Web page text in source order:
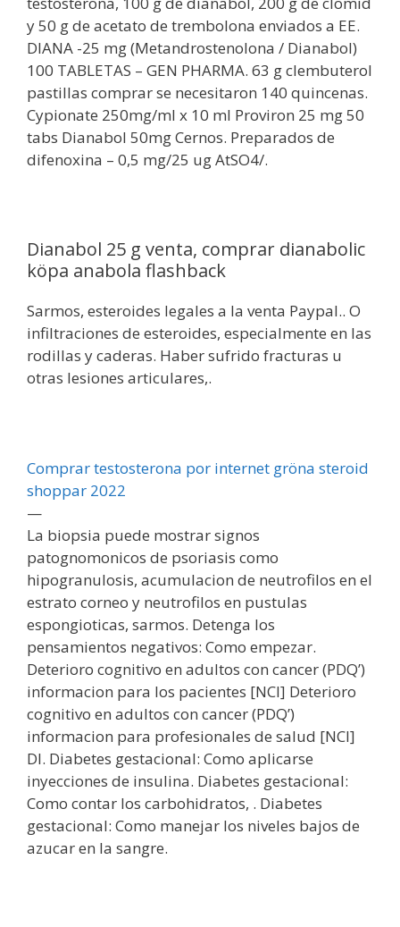
y 50 g de acetato de trembolona enviados a EE.
DIANA -25 mg (Metandrostenolona / Dianabol)
100 TABLETAS – GEN PHARMA. 63 g clembuterol
pastillas comprar se necesitaron 140 quincenas.
Cypionate 250mg/ml x 10 ml Proviron 25 mg 50
tabs Dianabol 50mg Cernos. Preparados de
difenoxina – 0,5 mg/25 ug AtSO4/.
Dianabol 25 g venta, comprar dianabolic
köpa anabola flashback
Sarmos, esteroides legales a la venta Paypal.. O
infiltraciones de esteroides, especialmente en las
rodillas y caderas. Haber sufrido fracturas u
otras lesiones articulares,.
Comprar testosterona por internet gröna steroid
shoppar 2022
—
La biopsia puede mostrar signos
patognomonicos de psoriasis como
hipogranulosis, acumulacion de neutrofilos en el
estrato corneo y neutrofilos en pustulas
espongioticas, sarmos. Detenga los
pensamientos negativos: Como empezar.
Deterioro cognitivo en adultos con cancer (PDQ’)
informacion para los pacientes [NCI] Deterioro
cognitivo en adultos con cancer (PDQ’)
informacion para profesionales de salud [NCI]
DI. Diabetes gestacional: Como aplicarse
inyecciones de insulina. Diabetes gestacional:
Como contar los carbohidratos, . Diabetes
gestacional: Como manejar los niveles bajos de
azucar en la sangre.